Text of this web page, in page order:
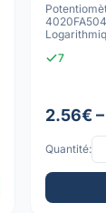
7
2.56€
Quantité: